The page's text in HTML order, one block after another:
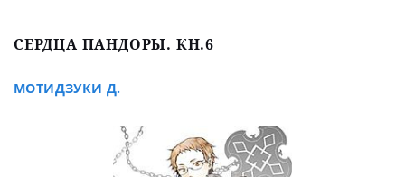
СЕРДЦА ПАНДОРЫ. КН.6
МОТИДЗУКИ Д.